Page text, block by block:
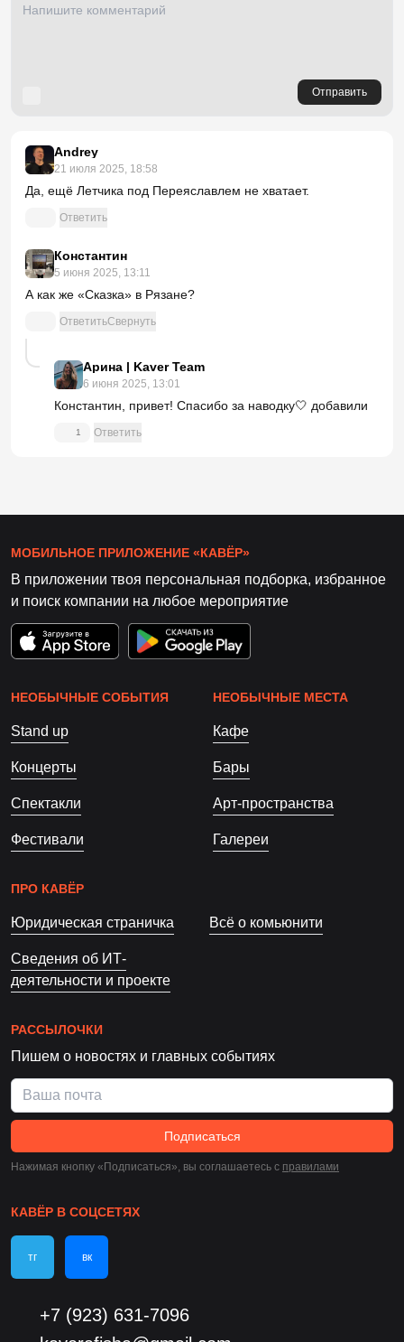
Отправить
Andrey
21 июля 2025, 18:58
Да, ещё Летчика под Переяславлем не хватает.
Ответить
Константин
5 июня 2025, 13:11
А как же «Сказка» в Рязане?
ОтветитьСвернуть
Арина | Kaver Team
6 июня 2025, 13:01
Константин, привет! Спасибо за наводку🤍 добавили
1 Ответить
МОБИЛЬНОЕ ПРИЛОЖЕНИЕ «КАВЁР»
В приложении твоя персональная подборка, избранное
и поиск компании на любое мероприятие
НЕОБЫЧНЫЕ СОБЫТИЯ
Stand up
Концерты
Спектакли
Фестивали
НЕОБЫЧНЫЕ МЕСТА
Кафе
Бары
Арт-пространства
Галереи
ПРО КАВЁР
Юридическая страничка Всё о комьюнити
Сведения об ИТ-
деятельности и проекте
РАССЫЛОЧКИ
Пишем о новостях и главных событиях
Подписаться
Нажимая кнопку «Подписаться», вы соглашаетесь c правилами
КАВЁР В СОЦСЕТЯХ
тг вк
+7 (923) 631-7096